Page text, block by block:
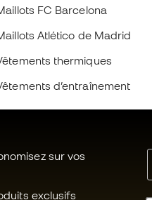
FC Barcelona
Atlético de Madrid
thermiques
d’entraînement
sur vos
exclusifs